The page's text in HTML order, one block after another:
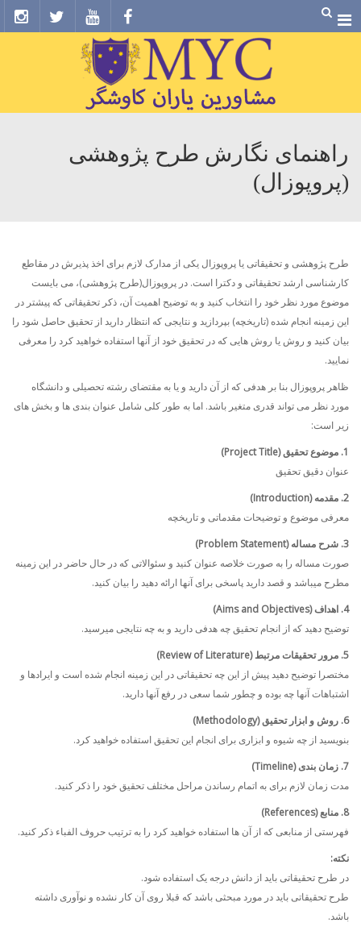
Menu
راهنمای نگارش طرح پژوهشی
(پروپوزال)
طرح پژوهشی و تحقیقاتی یا پروپوزال یکی از مدارک لازم برای اخذ پذیرش در مقاطع
کارشناسی ارشد تحقیقاتی و دکترا است. در پروپوزال(طرح پژوهشی)، می بایست
موضوع مورد نظر خود را انتخاب کنید و به توضیح اهمیت آن، ذکر تحقیقاتی که پیشتر در
این زمینه انجام شده (تاریخچه) بپردازید و نتایجی كه انتظار دارید از تحقیق حاصل شود را
بیان کنید و روش یا روش هایی كه در تحقیق خود از آنها استفاده خواهید کرد را معرفی
نمایید.
ظاهر پروپوزال بنا بر هدفی كه از آن دارید و یا به مقتضای رشته تحصیلی و دانشگاه
مورد نظر می تواند قدری متغیر باشد. اما به طور کلی شامل عنوان بندی ها و بخش های
زیر است:
1. موضوع تحقیق (Project Title)
عنوان دقیق تحقیق
2. مقدمه (Introduction)
معرفی موضوع و توضیحات مقدماتی و تاریخچه
3. شرح مساله (Problem Statement)
صورت مساله را به صورت خلاصه عنوان کنید و سئوالاتی که در حال حاضر در این زمینه
مطرح میباشد و قصد دارید پاسخی برای آنها ارائه دهید را بیان کنید.
4. اهداف (Aims and Objectives)
توضیح دهید كه از انجام تحقیق چه هدفی دارید و به چه نتایجی میرسید.
5. مرور تحقیقات مرتبط (Review of Literature)
مختصرا توضیح دهید پیش از این چه تحقیقاتی در این زمینه انجام شده است و ایرادها و
اشتباهات آنها چه بوده و چطور شما سعی در رفع آنها دارید.
6. روش و ابزار تحقیق (Methodology)
بنویسید از چه شیوه و ابزاری برای انجام این تحقیق استفاده خواهید کرد.
7. زمان بندی (Timeline)
مدت زمان لازم برای به اتمام رساندن مراحل مختلف تحقیق خود را ذکر کنید.
8. منابع (References)
فهرستی از منابعی كه از آن ها استفاده خواهید كرد را به ترتیب حروف الفباء ذکر کنید.
نکته:
در طرح تحقیقاتی باید از دانش درجه یک استفاده شود.
طرح تحقیقاتی باید در مورد مبحثی باشد که قبلا روی آن کار نشده و نوآوری داشته
باشد.